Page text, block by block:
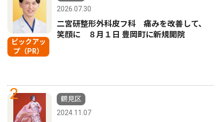
ピックアッ
プ（PR）
2026.07.30
二宮研整形外科皮フ科 痛みを改善して、
笑顔に ８月１日 豊岡町に新規開院
2
鶴見区
2024.11.07